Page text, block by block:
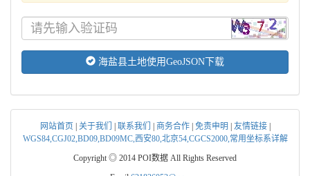
海盐县土地使用GeoJSON下载
网站首页 关于我们 联系我们 商务合作| 免责申明 友情链接|
WGS84,CGJ02,BD09,BD09MC,西安80,北京54,CGCS2000,常用坐标系详解
Copyright ◎ 2014 POI数据 All Rights Reserved